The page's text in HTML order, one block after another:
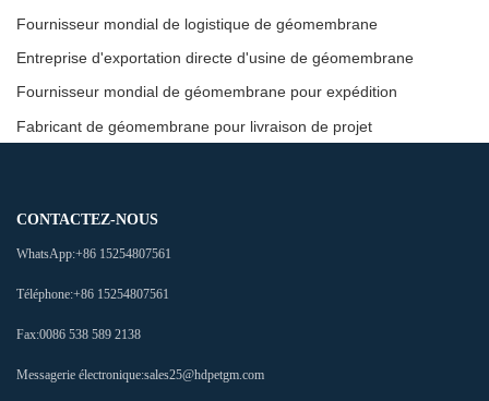
Fournisseur mondial de logistique de géomembrane
Entreprise d'exportation directe d'usine de géomembrane
Fournisseur mondial de géomembrane pour expédition
Fabricant de géomembrane pour livraison de projet
CONTACTEZ-NOUS
WhatsApp:+86 15254807561
Téléphone:+86 15254807561
Fax:0086 538 589 2138
Messagerie électronique:sales25@hdpetgm.com